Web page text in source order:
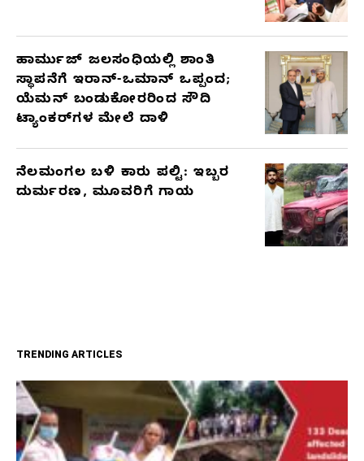
ಹಾರ್ಮುಜ್ ಜಲಸಂಧಿಯಲ್ಲಿ ಶಾಂತಿ
ಸ್ಥಾಪನೆಗೆ ಇರಾನ್-ಒಮಾನ್ ಒಪ್ಪಂದ;
ಯೆಮನ್ ಬಂಡುಕೋರರಿಂದ ಸೌದಿ
ಟ್ಯಾಂಕರ್‌ಗಳ ಮೇಲೆ ದಾಳಿ
ನೆಲಮಂಗಲ ಬಳಿ ಕಾರು ಪಲ್ಟಿ: ಇಬ್ಬರ
ದುರ್ಮರಣ, ಮೂವರಿಗೆ ಗಾಯ
TRENDING ARTICLES